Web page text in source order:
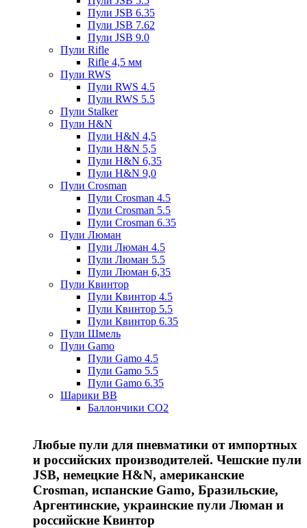
Пули JSB 6.35
Пули JSB 7.62
Пули JSB 9.0
Пули Rifle
Rifle 4,5 мм
Пули RWS
Пули RWS 4.5
Пули RWS 5.5
Пули Stalker
Пули H&N
Пули H&N 4,5
Пули H&N 5,5
Пули H&N 6,35
Пули H&N 9,0
Пули Crosman
Пули Crosman 4.5
Пули Crosman 5.5
Пули Crosman 6.35
Пули Люман
Пули Люман 4.5
Пули Люман 5.5
Пули Люман 6,35
Пули Квинтор
Пули Квинтор 4.5
Пули Квинтор 5.5
Пули Квинтор 6.35
Пули Шмель
Пули Gamo
Пули Gamo 4.5
Пули Gamo 5.5
Пули Gamo 6.35
Шарики BB
Баллончики CO2
Любые пули для пневматики от импортных
и российских производителей. Чешские пули
JSB, немецкие H&N, американские
Crosman, испанские Gamo, Бразильские,
Аргентинские, украинские пули Люман и
российские Квинтор